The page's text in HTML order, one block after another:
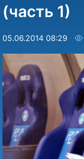
(часть 1)
05.06.2014 08:29